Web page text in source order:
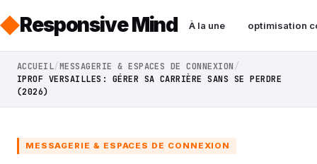
Responsive Mind À la une optimisation
ACCUEIL MESSAGERIE & ESPACES DE CONNEXION
IPROF VERSAILLES: GÉRER SA CARRIÈRE SANS SE PERDRE
(2026)
MESSAGERIE & ESPACES DE CONNEXION